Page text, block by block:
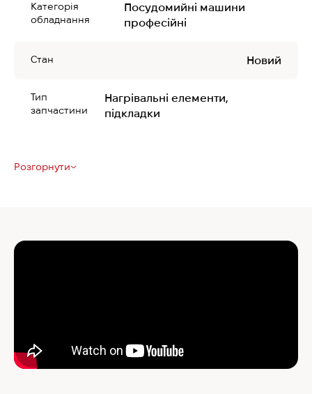
Категорія
обладнання
Посудомийні машини
професійні
Стан Новий
Тип
запчастини
Нагрівальні елементи,
підкладки
Розгорнути